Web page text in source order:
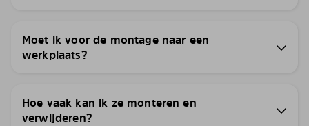
Moet ik voor de montage naar een
werkplaats?
Hoe vaak kan ik ze monteren en
verwijderen?